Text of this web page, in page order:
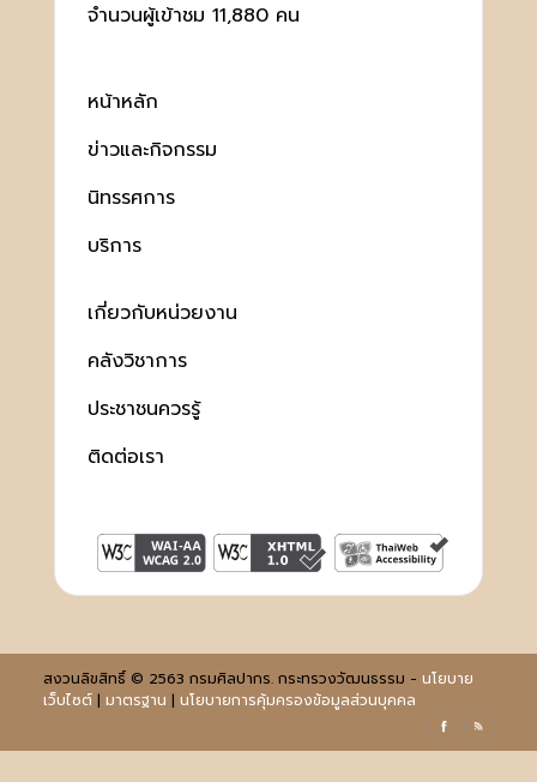
จำนวนผู้เข้าชม 11,880 คน
หน้าหลัก
ข่าวและกิจกรรม
นิทรรศการ
บริการ
เกี่ยวกับหน่วยงาน
คลังวิชาการ
ประชาชนควรรู้
ติดต่อเรา
สงวนลิขสิทธิ์ © 2563 กรมศิลปากร. กระทรวงวัฒนธรรม - นโยบาย
เว็บไซต์| มาตรฐาน | นโยบายการคุ้มครองข้อมูลส่วนบุคคล